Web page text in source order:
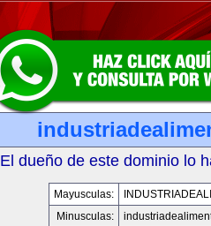
El dueño de este dominio lo
Mayusculas:
Minusculas: